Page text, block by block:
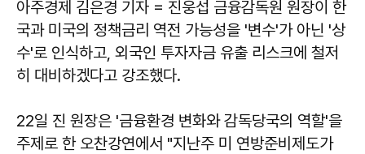
아주경제 김은경 기자 = 진웅섭 금융감독원 원장이 한
국과 미국의 정책금리 역전 가능성을 '변수'가 아닌 '상
수'로 인식하고, 외국인 투자자금 유출 리스크에 철저
히 대비하겠다고 강조했다.
22일 진 원장은 '금융환경 변화와 감독당국의 역할'을
주제로 한 오찬강연에서 "지난주 미 연방준비제도가